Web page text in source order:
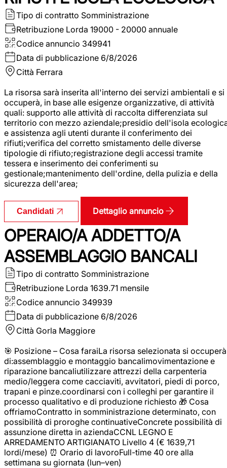
Tipo di contratto Somministrazione
Retribuzione Lorda 19000 - 20000 annuale
Codice annuncio 349941
Data di pubblicazione 6/8/2026
Città Ferrara
La risorsa sarà inserita all'interno dei servizi ambientali e si
occuperà, in base alle esigenze organizzative, di attività
quali: supporto alle attività di raccolta differenziata sul
territorio con mezzo aziendale;presidio dell'isola
e assistenza agli utenti durante il conferimento dei
rifiuti;verifica del corretto smistamento delle diverse
tipologie di rifiuto;registrazione degli accessi tramite
tessera e inserimento dei conferimenti su
gestionale;mantenimento dell'ordine, della pulizia e della
sicurezza dell'area;
Candidati Dettaglio annuncio
OPERAIO/A ADDETTO/A
ASSEMBLAGGIO BANCALI
Tipo di contratto Somministrazione
Retribuzione Lorda 1639.71 mensile
Codice annuncio 349939
Data di pubblicazione 6/8/2026
Città Gorla Maggiore
🎯 Posizione – Cosa faraiLa risorsa selezionata si occuperà
di:assemblaggio e montaggio bancalimovimentazione e
riparazione bancaliutilizzare attrezzi della carpenteria
medio/leggera come cacciaviti, avvitatori, piedi di porco,
trapani e pinze.coordinarsi con i colleghi per garantire il
processo qualitativo e di produzione richiesto 🎁 Cosa
offriamoContratto in somministrazione determinato, con
possibilità di proroghe continuativeConcrete possibilità di
assunzione diretta in aziendaCCNL LEGNO E
ARREDAMENTO ARTIGIANATO Livello 4 (€ 1639,71
lordi/mese) ⏰ Orario di lavoroFull-time 40 ore alla
settimana su giornata (lun–ven)